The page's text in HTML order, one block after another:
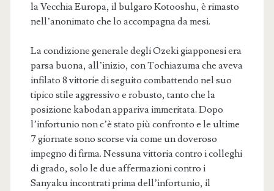
la Vecchia Europa, il bulgaro Kotooshu, è rimasto
nell’anonimato che lo accompagna da mesi.
La condizione generale degli Ozeki giapponesi era
parsa buona, all’inizio, con Tochiazuma che aveva
infilato 8 vittorie di seguito combattendo nel suo
tipico stile aggressivo e robusto, tanto che la
posizione kabodan appariva immeritata. Dopo
l’infortunio non c’è stato più confronto e le ultime
7 giornate sono scorse via come un doveroso
impegno di firma. Nessuna vittoria contro i colleghi
di grado, solo le due affermazioni contro i
Sanyaku incontrati prima dell’infortunio, il